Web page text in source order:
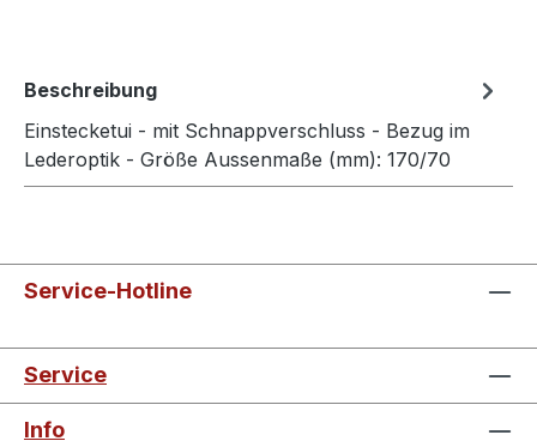
Beschreibung
Einstecketui - mit Schnappverschluss - Bezug im
Lederoptik - Größe Aussenmaße (mm): 170/70
Service-Hotline
Service
Info